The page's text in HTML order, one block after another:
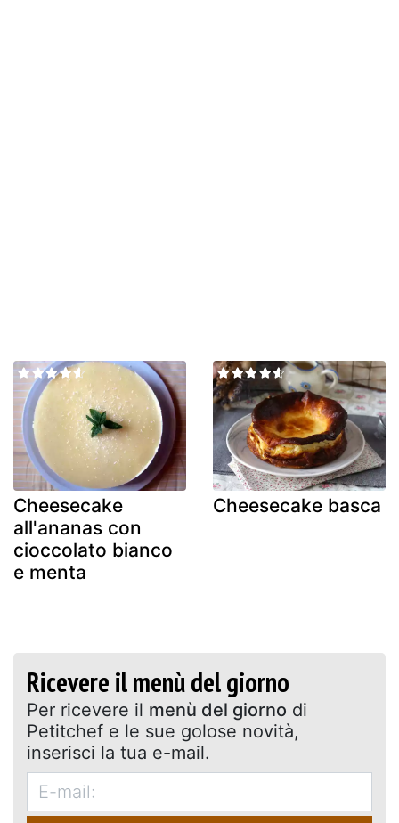
Cheesecake
all'ananas con
cioccolato bianco
e menta
Cheesecake basca
Ricevere il menù del giorno
Per ricevere il menù del giorno di
Petitchef e le sue golose novità,
inserisci la tua e-mail.